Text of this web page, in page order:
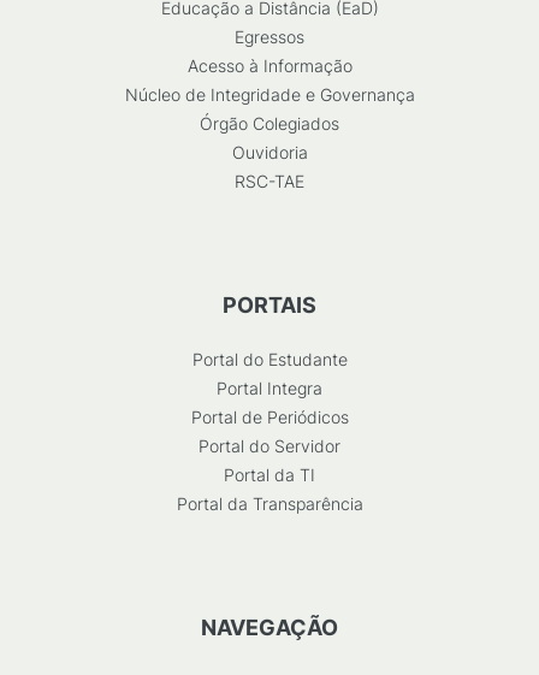
Educação a Distância (EaD)
Egressos
Acesso à Informação
Núcleo de Integridade e Governança
Órgão Colegiados
Ouvidoria
RSC-TAE
PORTAIS
Portal do Estudante
Portal Integra
Portal de Periódicos
Portal do Servidor
Portal da TI
Portal da Transparência
NAVEGAÇÃO